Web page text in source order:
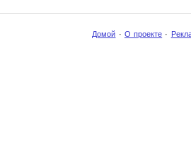
Домой · О проекте ·